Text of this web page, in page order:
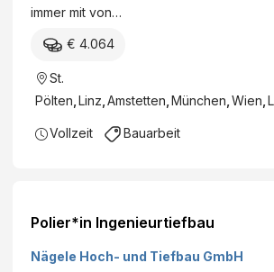
immer mit von…
€ 4.064
St.
Pölten Linz Amstetten München Wien
Vollzeit Bauarbeit
Polier*in Ingenieurtiefbau
Nägele Hoch- und Tiefbau GmbH